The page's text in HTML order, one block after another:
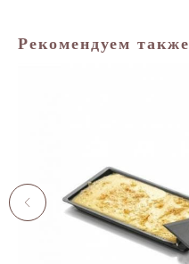
Рекомендуем также